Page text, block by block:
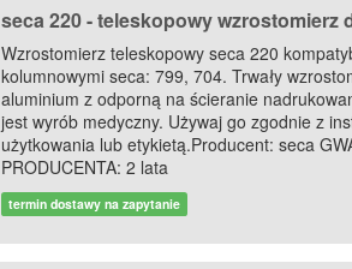
seca 220 - teleskopowy wzrostomierz
Wzrostomierz teleskopowy seca 220
kolumnowymi seca: 799, 704. Trwały
aluminium z odporną na ścieranie
jest wyrób medyczny. Używaj go zgodnie z
użytkowania lub etykietą.Producent: seca
PRODUCENTA: 2 lata
termin dostawy na zapytanie